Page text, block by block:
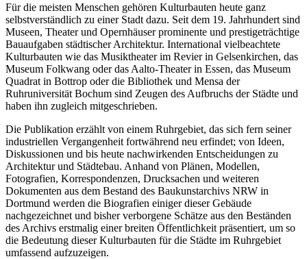
Für die meisten Menschen gehören Kulturbauten heute ganz
selbstverständlich zu einer Stadt dazu. Seit dem 19. Jahrhundert sind
Museen, Theater und Opernhäuser prominente und prestigeträchtige
Bauaufgaben städtischer Architektur. International vielbeachtete
Kulturbauten wie das Musiktheater im Revier in Gelsenkirchen, das
Museum Folkwang oder das Aalto-Theater in Essen, das Museum
Quadrat in Bottrop oder die Bibliothek und Mensa der
Ruhruniversität Bochum sind Zeugen des Aufbruchs der Städte und
haben ihn zugleich mitgeschrieben.
Die Publikation erzählt von einem Ruhrgebiet, das sich fern seiner
industriellen Vergangenheit fortwährend neu erfindet; von Ideen,
Diskussionen und bis heute nachwirkenden Entscheidungen zu
Architektur und Städtebau. Anhand von Plänen, Modellen,
Fotografien, Korrespondenzen, Drucksachen und weiteren
Dokumenten aus dem Bestand des Baukunstarchivs NRW in
Dortmund werden die Biografien einiger dieser Gebäude
nachgezeichnet und bisher verborgene Schätze aus den Beständen
des Archivs erstmalig einer breiten Öffentlichkeit präsentiert, um so
die Bedeutung dieser Kulturbauten für die Städte im Ruhrgebiet
umfassend aufzuzeigen.